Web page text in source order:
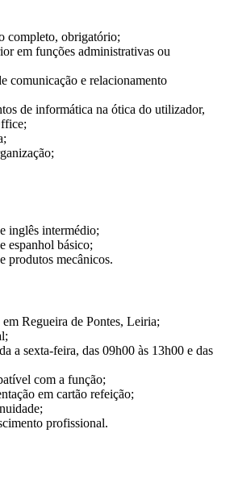
completo, obrigatório;
em funções administrativas ou
comunicação e relacionamento
de informática na ótica do utilizador,
inglês intermédio;
espanhol básico;
produtos mecânicos.
Regueira de Pontes, Leiria;
a sexta-feira, das 09h00 às 13h00 e das
com a função;
em cartão refeição;
profissional.